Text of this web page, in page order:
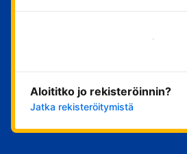
Aloita nyt
Aloititko jo rekisteröinnin?
Jatka rekisteröitymistä